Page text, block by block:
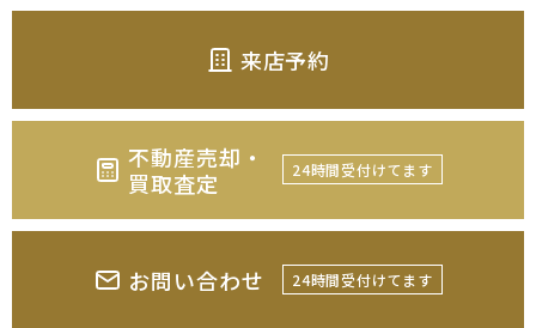
来店予約
不動産売却・
買取査定
24時間受付けてます
お問い合わせ 24時間受付けてます